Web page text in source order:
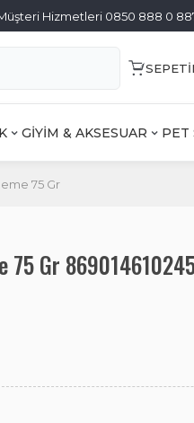
Hizmetleri 0850 888 0
GİYİM & AKSESUAR PET
75 Gr
75 Gr